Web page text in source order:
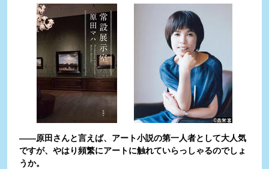
――原田さんと言えば、アート小説の第一人者として大人気
ですが、やはり頻繁にアートに触れていらっしゃるのでしょ
うか。